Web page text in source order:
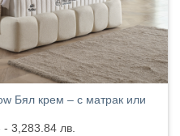
Бял крем – с матрак или
- 3,283.84 лв.